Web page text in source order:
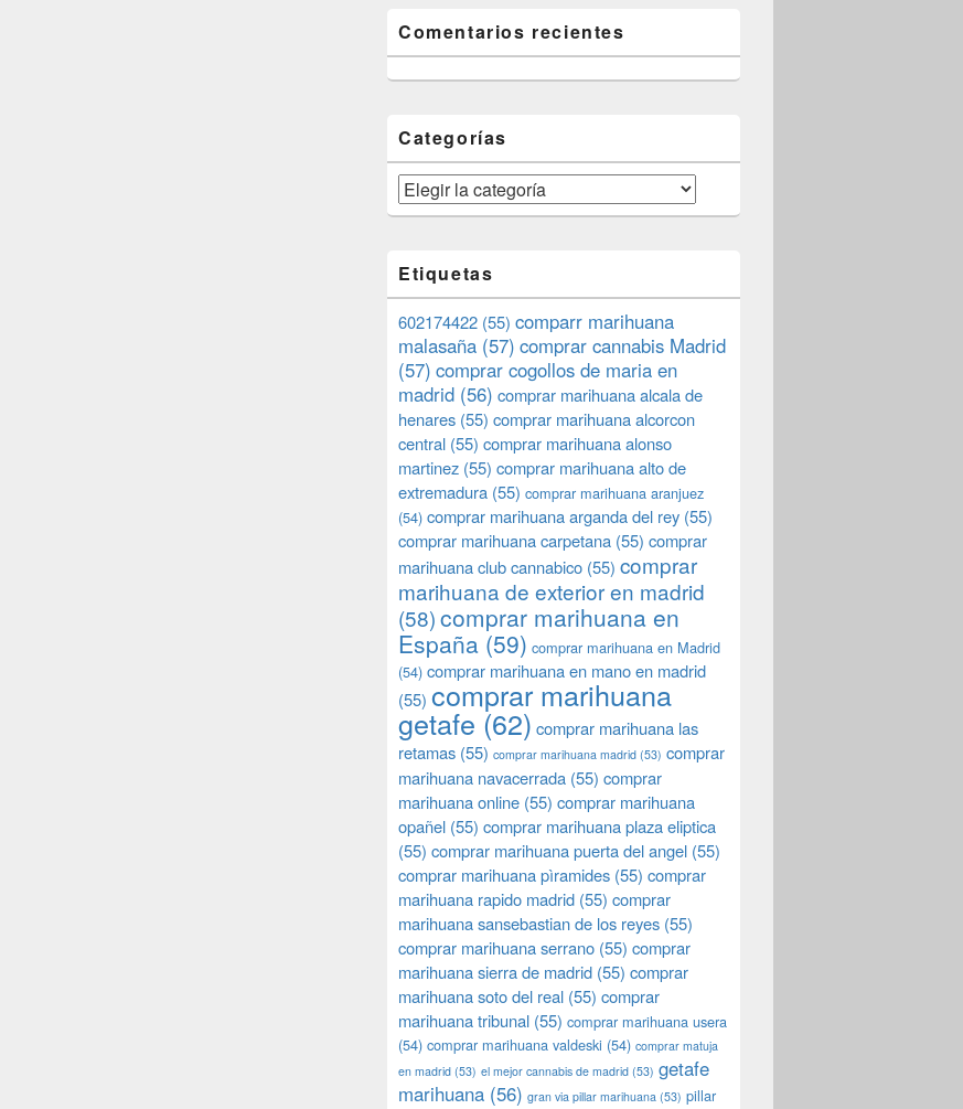
Comentarios recientes
Categorías
Categorías
Etiquetas
602174422 (55) comparr marihuana
malasaña (57) comprar cannabis Madrid
(57) comprar cogollos de maria en
madrid (56) comprar marihuana alcala de
henares (55) comprar marihuana alcorcon
central (55) comprar marihuana alonso
martinez (55) comprar marihuana alto de
extremadura (55) comprar marihuana aranjuez
(54) comprar marihuana arganda del rey (55)
comprar marihuana carpetana (55) comprar
marihuana club cannabico (55) comprar
marihuana de exterior en madrid
(58)comprar marihuana en
España (59) comprar marihuana en Madrid
(54) comprar marihuana en mano en madrid
(55) comprar marihuana
getafe (62) comprar marihuana las
retamas (55) comprar marihuana madrid (53) comprar
marihuana navacerrada (55) comprar
marihuana online (55) comprar marihuana
opañel (55) comprar marihuana plaza eliptica
(55) comprar marihuana puerta del angel (55)
comprar marihuana pìramides (55) comprar
marihuana rapido madrid (55) comprar
marihuana sansebastian de los reyes (55)
comprar marihuana serrano (55) comprar
marihuana sierra de madrid (55) comprar
marihuana soto del real (55) comprar
marihuana tribunal (55) comprar marihuana usera
(54) comprar marihuana valdeski (54) comprar matuja
en madrid (53) el mejor cannabis de madrid (53) getafe
marihuana (56) gran via pillar marihuana (53) pillar